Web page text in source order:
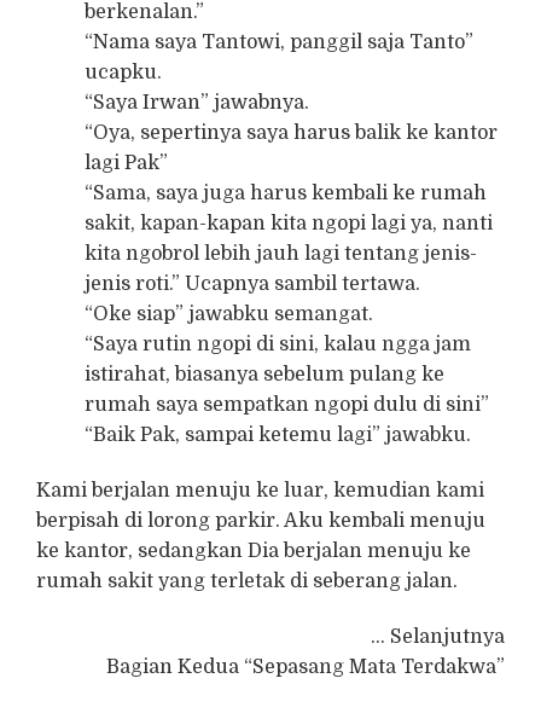
berkenalan.”
“Nama saya Tantowi, panggil saja Tanto”
ucapku.
“Saya Irwan” jawabnya.
“Oya, sepertinya saya harus balik ke kantor
lagi Pak”
“Sama, saya juga harus kembali ke rumah
sakit, kapan-kapan kita ngopi lagi ya, nanti
kita ngobrol lebih jauh lagi tentang jenis-
jenis roti.” Ucapnya sambil tertawa.
“Oke siap” jawabku semangat.
“Saya rutin ngopi di sini, kalau ngga jam
istirahat, biasanya sebelum pulang ke
rumah saya sempatkan ngopi dulu di sini”
“Baik Pak, sampai ketemu lagi” jawabku.
Kami berjalan menuju ke luar, kemudian kami
berpisah di lorong parkir. Aku kembali menuju
ke kantor, sedangkan Dia berjalan menuju ke
rumah sakit yang terletak di seberang jalan.
… Selanjutnya
Bagian Kedua “Sepasang Mata Terdakwa”